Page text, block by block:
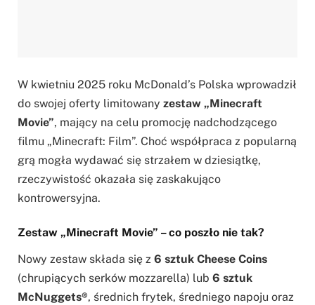
W kwietniu 2025 roku McDonald’s Polska wprowadził
do swojej oferty limitowany zestaw „Minecraft
Movie”, mający na celu promocję nadchodzącego
filmu „Minecraft: Film”. Choć współpraca z popularną
grą mogła wydawać się strzałem w dziesiątkę,
rzeczywistość okazała się zaskakująco
kontrowersyjna.
Zestaw „Minecraft Movie” – co poszło nie tak?
Nowy zestaw składa się z 6 sztuk Cheese Coins
(chrupiących serków mozzarella) lub 6 sztuk
McNuggets®, średnich frytek, średniego napoju oraz